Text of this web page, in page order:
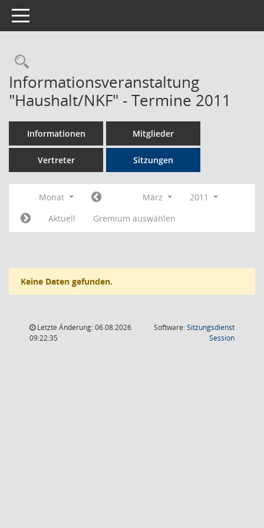
Toggle navigation
Rechercheauswahl
Informationsveranstaltung
"Haushalt/NKF" - Termine 2011
Informationen Mitglieder
Vertreter Sitzungen
Monat März
2011
Aktuell
Gremium auswählen
Keine Daten gefunden.
Letzte Änderung: 06.08.2026
09:22:35
Software:Sitzungsdienst
Session(Wird in